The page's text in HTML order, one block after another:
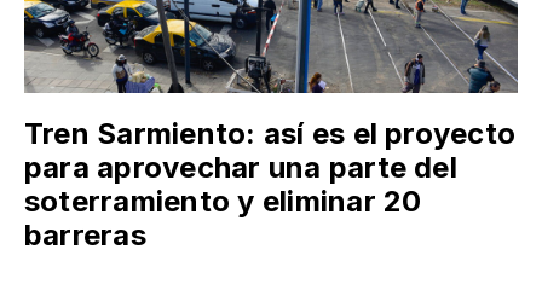
Tren Sarmiento: así es el proyecto
para aprovechar una parte del
soterramiento y eliminar 20
barreras